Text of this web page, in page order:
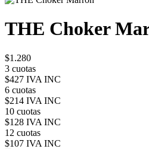
THE Choker
$1.280
3 cuotas
$427 IVA INC
6 cuotas
$214 IVA INC
10 cuotas
$128 IVA INC
12 cuotas
$107 IVA INC